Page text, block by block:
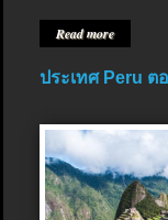
Read more
ประเทศ Peru